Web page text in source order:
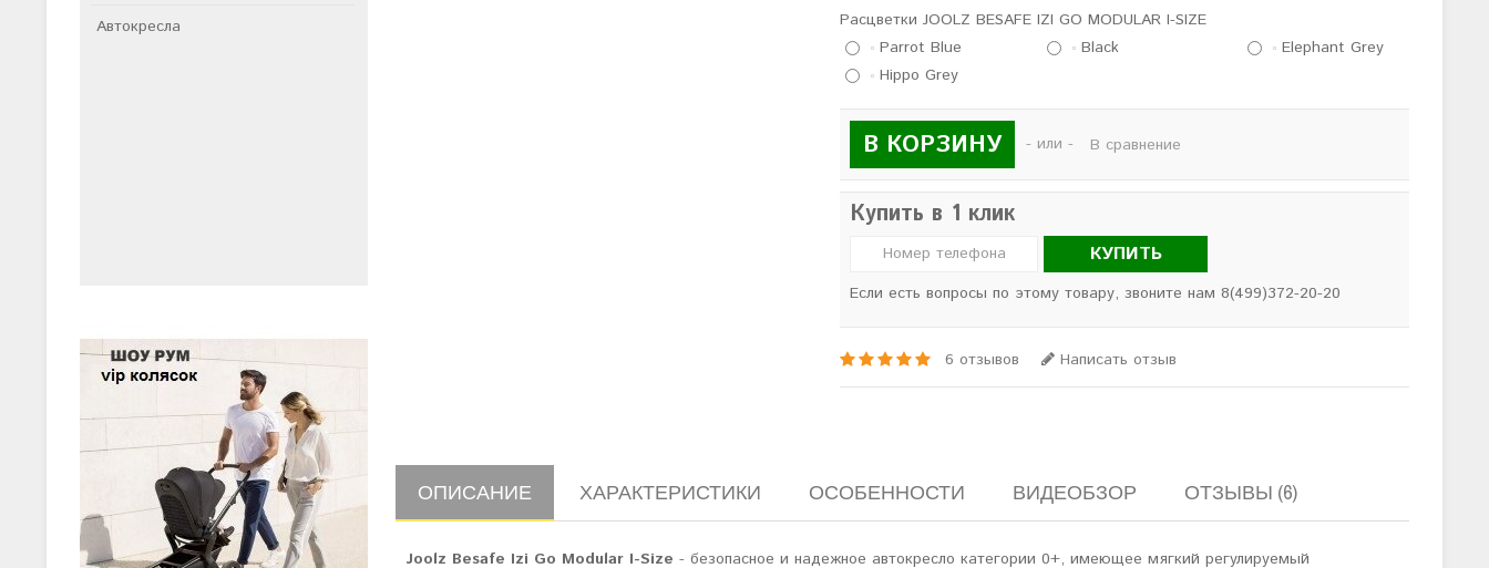
Автокресла
Расцветки JOOLZ BESAFE IZI GO MODULAR I-SIZE
Parrot Blue
Black
Elephant Grey
Hippo Grey
В КОРЗИНУ - или - В сравнение
Купить в 1 клик
КУПИТЬ
Если есть вопросы по этому товару, звоните нам 8(499)372-20-20
6 отзывов Написать отзыв
ОПИСАНИЕ ХАРАКТЕРИСТИКИ ОСОБЕННОСТИ ВИДЕОБЗОР ОТЗЫВЫ (6)
Joolz Besafe Izi Go Modular I-Size - безопасное и надежное автокресло категории 0+, имеющее мягкий регулируемый